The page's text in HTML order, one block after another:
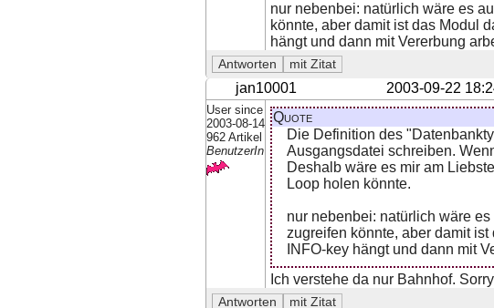
nur nebenbei: natürlich wäre es
könnte, aber damit ist das Modul
hängt und dann mit Vererbung
jan10001 2003-09-22
User since
2003-08-14
962 Artikel
BenutzerIn
Quote
Die Definition des
Ausgangsdatei schreiben.
Deshalb wäre es mir am
Loop holen könnte.
nur nebenbei: natürlich wäre
zugreifen könnte, aber damit
INFO-key hängt und dann mit
Ich verstehe da nur Bahnhof. Sorry